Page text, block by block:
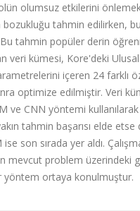
olumsuz etkilerini
tahmin edilirken,
Bu tahmin popüler derin
veri kümesi, Kore'deki Ulusal
içeren 24 farklı
optimize edilmiştir. Veri
ve CNN yöntemi
tahmin başarısı elde
son sırada yer aldı.
problem üzerindeki
yöntem ortaya konulmuştur.